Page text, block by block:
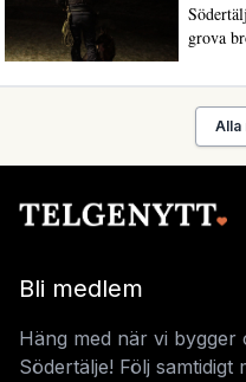
grova
Alla
Bli medlem
Häng med när vi bygger
Södertälje! Följ